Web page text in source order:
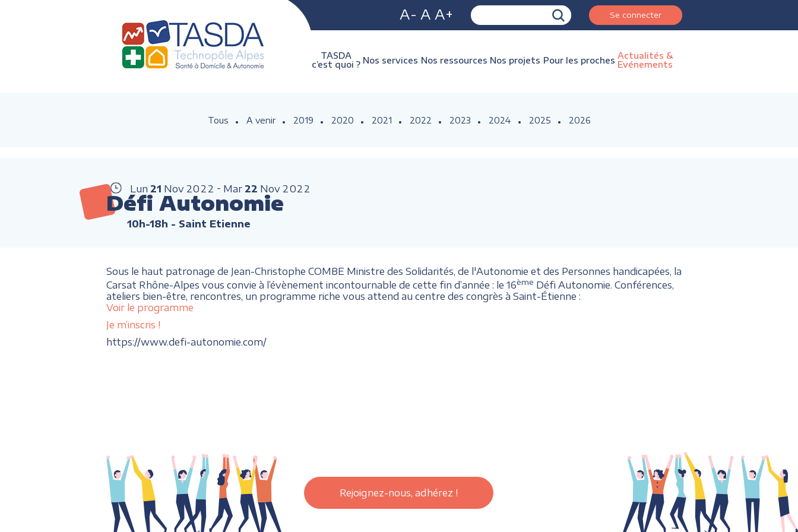
A- A A+ Se connecter
TASDA
c’est quoi ? Nos services Nos ressources Nos projets Pour les proches Actualités &
Evénements
Tous A venir 2019 2020 2021 2022 2023 2024 2025 2026
Lun 21 Nov 2022 Mar 22 Nov 2022
Défi Autonomie
10h-18h - Saint Etienne
Sous le haut patronage de Jean-Christophe COMBE Ministre des Solidarités, de l'Autonomie et des Personnes handicapées, la
Carsat Rhône-Alpes vous convie à l’évènement incontournable de cette fin d’année : le 16ème Défi Autonomie. Conférences,
ateliers bien-être, rencontres, un programme riche vous attend au centre des congrès à Saint-Étienne :
Voir le programme
Je m’inscris !
https://www.defi-autonomie.com/
Rejoignez-nous, adhérez !